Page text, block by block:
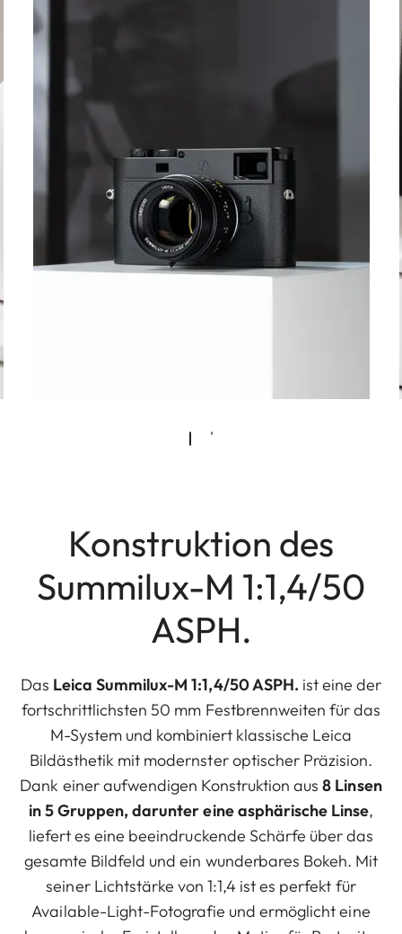
Konstruktion des
Summilux-M 1:1,4/50
ASPH.
Das Leica Summilux-M 1:1,4/50 ASPH. ist eine der
fortschrittlichsten 50 mm Festbrennweiten für das
M-System und kombiniert klassische Leica
Bildästhetik mit modernster optischer Präzision.
Dank einer aufwendigen Konstruktion aus8 Linsen
in 5 Gruppen, darunter eine asphärische Linse,
liefert es eine beeindruckende Schärfe über das
gesamte Bildfeld und ein wunderbares Bokeh. Mit
seiner Lichtstärke von 1:1,4 ist es perfekt für
Available-Light-Fotografie und ermöglicht eine